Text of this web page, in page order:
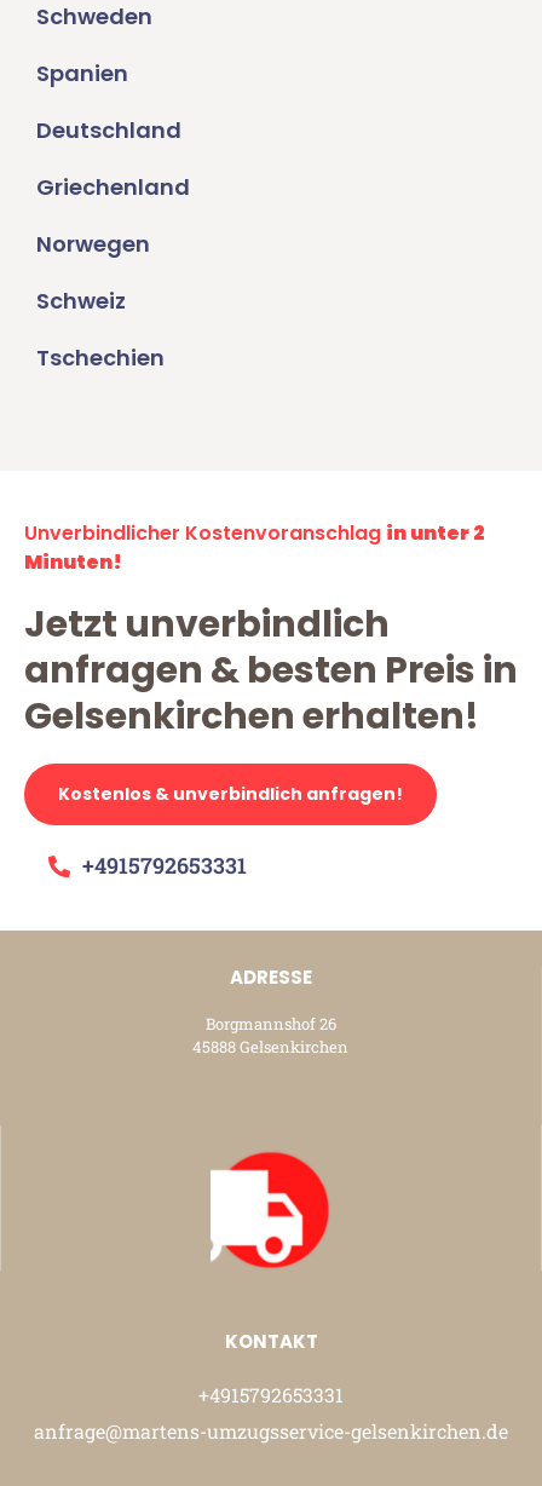
Schweden
Spanien
Deutschland
Griechenland
Norwegen
Schweiz
Tschechien
Unverbindlicher Kostenvoranschlag in unter 2
Minuten!
Jetzt unverbindlich
anfragen & besten Preis in
Gelsenkirchen erhalten!
Kostenlos & unverbindlich anfragen!
+4915792653331
ADRESSE
Borgmannshof 26
45888 Gelsenkirchen
KONTAKT
+4915792653331
anfrage@martens-umzugsservice-gelsenkirchen.de